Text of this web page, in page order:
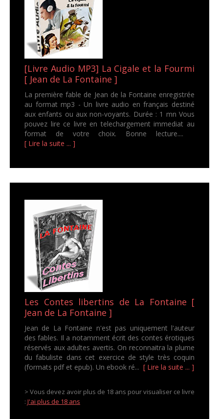
[Livre Audio MP3] La Cigale et la Fourmi
[ Jean de La Fontaine ]
La première fable de Jean de la Fontaine enregistrée
au format mp3 - Un livre audio en français destiné
aux enfants ou aux non-voyants. Durée : 1 mn Vous
pouvez lire ce livre en telechargement immediat au
format de votre choix. Bonne lecture....
[ Lire la suite ... ]
Les Contes libertins de La Fontaine [
Jean de La Fontaine ]
Jean de La Fontaine n'est pas uniquement l'auteur
des fables. Il a notamment écrit des contes érotiques
réservés aux adultes avertis. On reconnaitra la plume
du fabuliste dans cet exercice de style très coquin
(formats pdf et epub). Un ebook ré... [ Lire la suite ... ]
> Vous devez avoir plus de 18 ans pour visualiser ce livre
: J'ai plus de 18 ans